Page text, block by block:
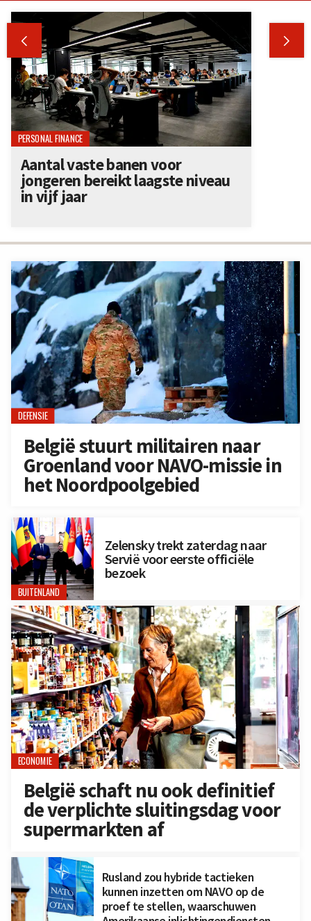
DEFENSIE
België stuurt militairen naar
Groenland voor NAVO-missie in
het Noordpoolgebied
BUITENLAND
Zelensky trekt zaterdag naar
Servië voor eerste officiële
bezoek
ECONOMIE
België schaft nu ook definitief
de verplichte sluitingsdag voor
supermarkten af
Rusland zou hybride tactieken
kunnen inzetten om NAVO op de
proef te stellen, waarschuwen
 
PERSONAL FINANCE
Aantal vaste banen voor
jongeren bereikt laagste niveau
in vijf jaar